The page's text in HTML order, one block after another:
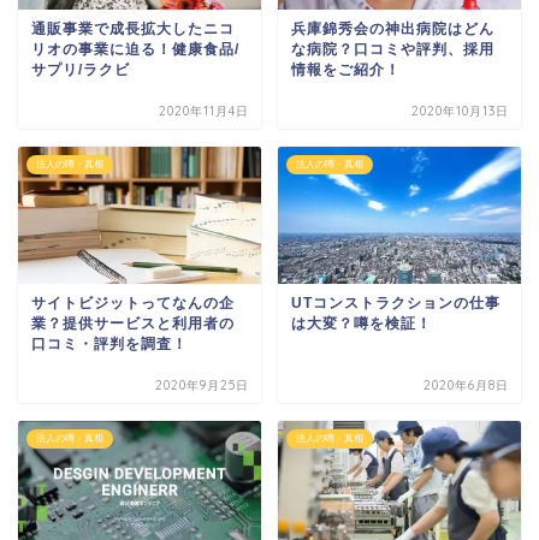
通販事業で成長拡大したニコ
リオの事業に迫る！健康食品/
サプリ/ラクビ
2020年11月4日
兵庫錦秀会の神出病院はどん
な病院？口コミや評判、採用
情報をご紹介！
2020年10月13日
法人の噂・真相
サイトビジットってなんの企
業？提供サービスと利用者の
口コミ・評判を調査！
2020年9月25日
法人の噂・真相
UTコンストラクションの仕事
は大変？噂を検証！
2020年6月8日
法人の噂・真相 法人の噂・真相